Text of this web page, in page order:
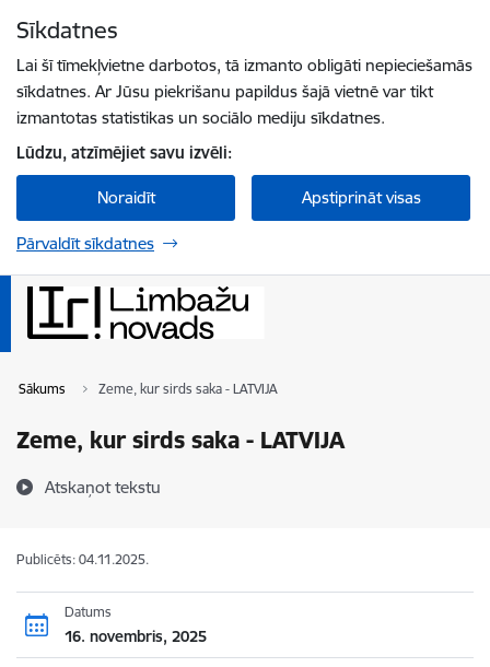
Sīkdatnes
Lai šī tīmekļvietne darbotos, tā izmanto obligāti nepieciešamās
sīkdatnes. Ar Jūsu piekrišanu papildus šajā vietnē var tikt
izmantotas statistikas un sociālo mediju sīkdatnes.
Lūdzu, atzīmējiet savu izvēli:
Noraidīt Apstiprināt visas
Pārvaldīt sīkdatnes
Sākums Zeme, kur sirds saka - LATVIJA
Zeme, kur sirds saka - LATVIJA
Atskaņot tekstu
Publicēts: 04.11.2025.
Datums
16. novembris, 2025